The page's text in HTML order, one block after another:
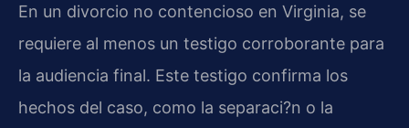
En un divorcio no contencioso en Virginia, se
requiere al menos un testigo corroborante para
la audiencia final. Este testigo confirma los
hechos del caso, como la separaci?n o la